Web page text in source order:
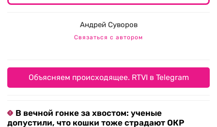
Андрей Суворов
Связаться с автором
Объясняем происходящее. RTVI в Telegram
В вечной гонке за хвостом: ученые
допустили, что кошки тоже страдают ОКР